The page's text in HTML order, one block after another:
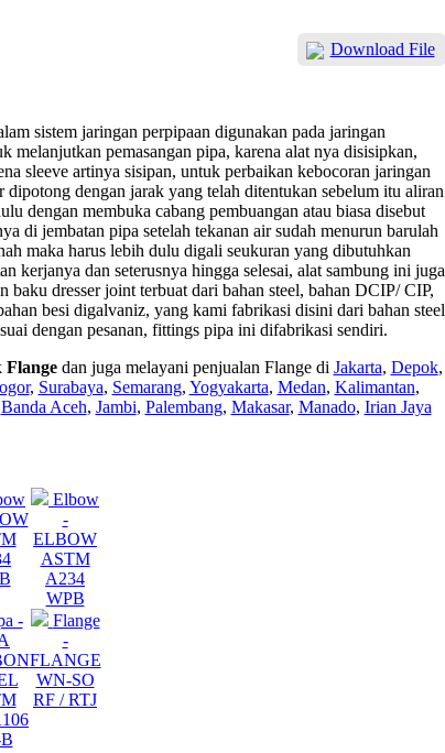
Download File
sistem jaringan perpipaan digunakan pada jaringan
melanjutkan pemasangan pipa, karena alat nya disisipkan,
sleeve artinya sisipan, untuk perbaikan kebocoran jaringan
dengan jarak yang telah ditentukan sebelum itu aliran
dengan membuka cabang pembuangan atau biasa disebut
di jembatan pipa setelah tekanan air sudah menurun barulah
maka harus lebih dulu digali seukuran yang dibutuhkan
kerjanya dan seterusnya hingga selesai, alat sambung ini juga
baku dresser joint terbuat dari bahan steel, bahan DCIP/ CIP,
besi digalvaniz, yang kami fabrikasi disini dari bahan steel
dengan pesanan, fittings pipa ini difabrikasi sendiri.
Flangedan juga melayani penjualan Flange di Jakarta, Depok,
, Surabaya, Semarang, Yogyakarta, Medan, Kalimantan,
Banda Aceh, Jambi, Palembang, Makasar, Manado, Irian Jaya
Elbow
-
ELBOW
ASTM
A234
WPB
-
Flange
-
FLANGE
WN-SO
RF / RTJ